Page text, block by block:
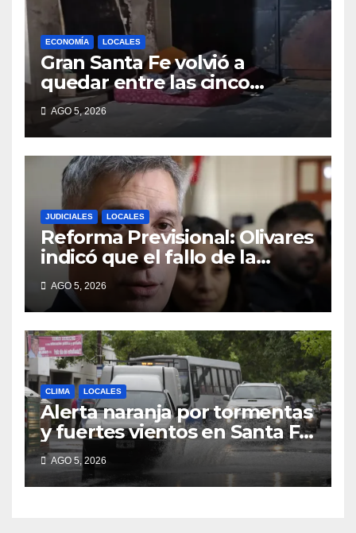
ECONOMÍA LOCALES
Gran Santa Fe volvió a
quedar entre las cinco
regiones con más pobreza
del país
AGO 5, 2026
JUDICIALES LOCALES
Reforma Previsional: Olivares
indicó que el fallo de la
Justicia tiene un impacto
ético y ratificó que la
Provincia apelará ante la
Corte Nacional
AGO 5, 2026
CLIMA LOCALES
Alerta naranja por tormentas
y fuertes vientos en Santa Fe:
anuncian ráfagas de hasta 90
km/h, granizo y un brusco
descenso de temperatura
AGO 5, 2026